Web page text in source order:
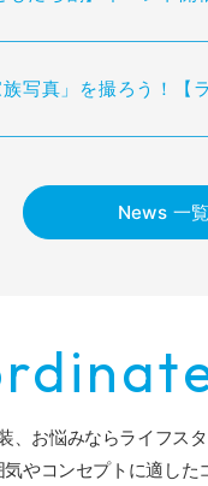
写真」を撮ろう！【
News 一覧
、お悩みならライフス
やコンセプトに適した